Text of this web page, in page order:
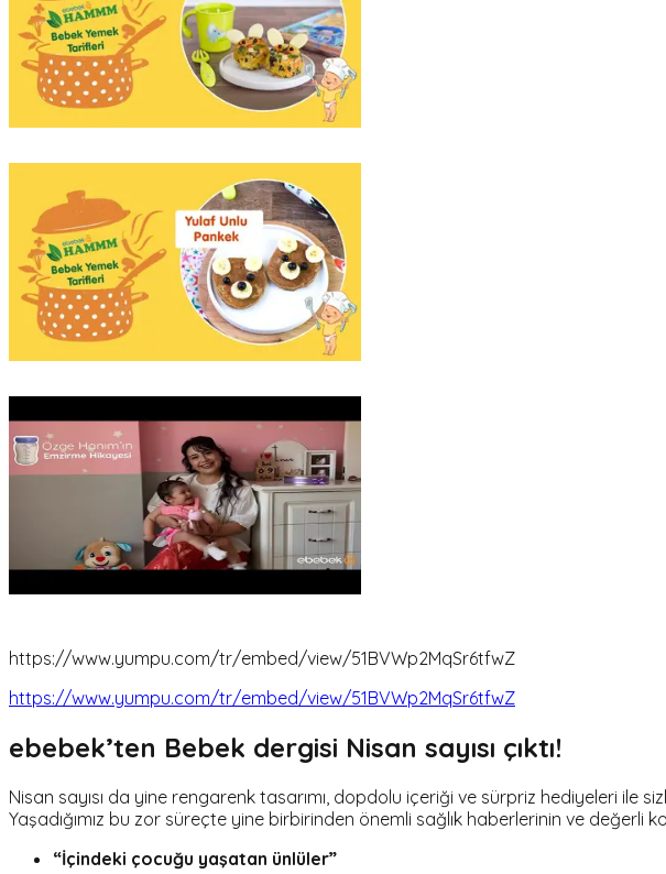
https://www.yumpu.com/tr/embed/view/51BVWp2MqSr6tfwZ
https://www.yumpu.com/tr/embed/view/51BVWp2MqSr6tfwZ
ebebek’ten Bebek dergisi Nisan sayısı çıktı!
Nisan sayısı da yine rengarenk tasarımı, dopdolu içeriği ve sürpriz hediyeleri ile
Yaşadığımız bu zor süreçte yine birbirinden önemli sağlık haberlerinin ve değerli
“İçindeki çocuğu yaşatan ünlüler”